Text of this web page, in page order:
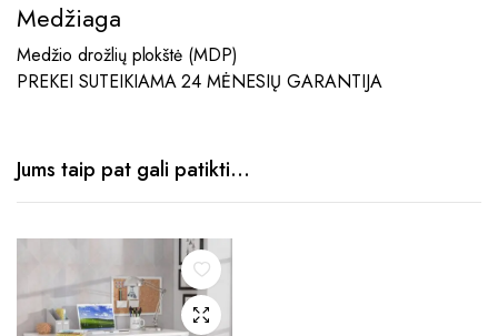
Medžiaga
Medžio drožlių plokštė (MDP)
PREKEI SUTEIKIAMA 24 MĖNESIŲ GARANTIJA
Jums taip pat gali patikti…